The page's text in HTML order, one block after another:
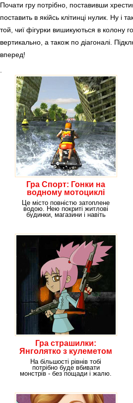
Почати гру потрібно, поставивши
поставить в якійсь клітинці нулик. Ну і
той, чиї фігурки вишикуються в колону
вертикально, а також по діагоналі.
вперед!
Гра Спорт: Гонки на
водному мотоциклі
Це місто повністю затоплене
водою. Нею покриті житлові
будинки, магазини і навіть
Гра страшилки:
Янголятко з кулеметом
На більшості рівнів тобі
потрібно буде вбивати
монстрів - без пощади і жалю.